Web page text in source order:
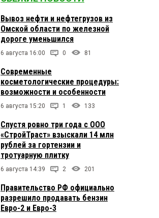
Вывоз нефти и нефтегрузов из
Омской области по железной
дороге уменьшился
6 августа 16:00 0 81
Современные
косметологические процедуры:
возможности и особенности
6 августа 15:20 1 133
Спустя ровно три года с ООО
«СтройТраст» взыскали 14 млн
рублей за гортензии и
тротуарную плитку
6 августа 14:39 2 201
Правительство РФ официально
разрешило продавать бензин
Евро-2 и Евро-3